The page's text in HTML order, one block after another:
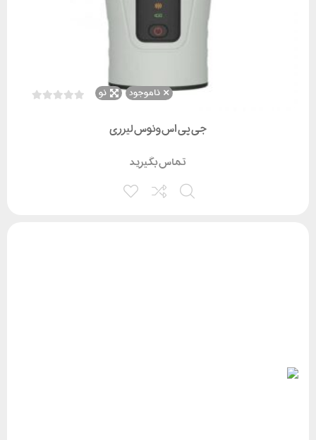
ناموجود نو
جی پی اس ونوس لیزری
تماس بگیرید